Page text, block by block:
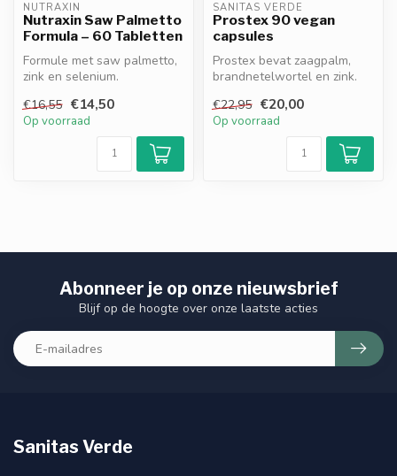
NUTRAXIN
Nutraxin Saw Palmetto
Formula – 60 Tabletten
Formule met saw palmetto,
zink en selenium.
draagt bij ...
€16,55 €14,50
Op voorraad
SANITAS VERDE
Prostex 90 vegan
capsules
Prostex bevat zaagpalm,
brandnetelwortel en zink.
ond...
€22,95 €20,00
Op voorraad
Abonneer je op onze nieuwsbrief
Blijf op de hoogte over onze laatste acties
Sanitas Verde